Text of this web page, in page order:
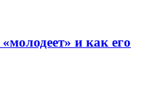
и как его